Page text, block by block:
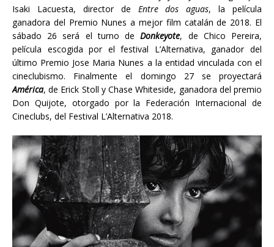
Isaki Lacuesta, director de Entre dos aguas, la película
ganadora del Premio Nunes a mejor film catalán de 2018. El
sábado 26 será el turno deDonkeyote, de Chico Pereira,
película escogida por el festival L’Alternativa, ganador del
último Premio Jose Maria Nunes a la entidad vinculada con el
cineclubismo. Finalmente el domingo 27 se proyectará
América, de Erick Stoll y Chase Whiteside, ganadora del premio
Don Quijote, otorgado por la Federación Internacional de
Cineclubs, del Festival L’Alternativa 2018.